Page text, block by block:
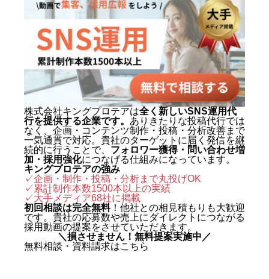
株式会社キングプロテアは全く新しいSNS運用代
行を提供する企業です。 ありきたりな投稿代行では
なく、企画・コンテンツ制作・投稿・分析改善まで
一気通貫で対応。貴社のターゲットに届く発信を継
続的に行うことで、 フォロワー獲得・問い合わせ増
加・採用強化につなげる仕組みになっています。
キングプロテアの強み
✓企画・制作・投稿・分析まで丸投げOK
✓累計制作本数1500本以上の実績
✓大手メディア68社に掲載
初回相談は完全無料！他社との相見積もりも大歓迎
です。貴社の応募数や売上にダイレクトにつながる
採用動画の提案をさせていただきます。
＼損させません！無料提案実施中／
無料相談・資料請求はこちら